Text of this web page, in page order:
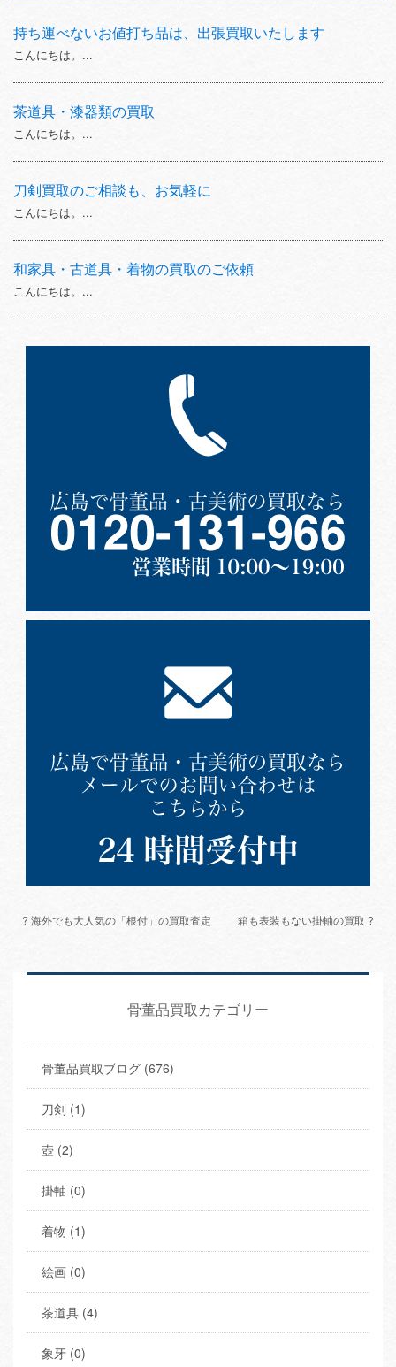
持ち運べないお値打ち品は、出張買取いたします
こんにちは。...
茶道具・漆器類の買取
こんにちは。...
刀剣買取のご相談も、お気軽に
こんにちは。...
和家具・古道具・着物の買取のご依頼
こんにちは。...
? 海外でも大人気の「根付」の買取査定 箱も表装もない掛軸の買取 ?
骨董品買取カテゴリー
骨董品買取ブログ (676)
刀剣 (1)
壺 (2)
掛軸 (0)
着物 (1)
絵画 (0)
茶道具 (4)
象牙 (0)